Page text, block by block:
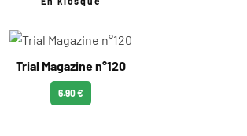
Trial Magazine n°120
6.90 €